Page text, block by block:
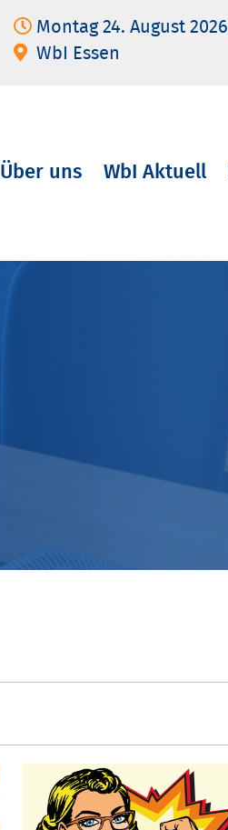
Montag 24. August 2026
WbI Essen
Über uns WbI Aktuell